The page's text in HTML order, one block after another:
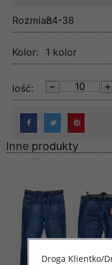
Rozmiar:34-38
Kolor: 1 kolor
lość:
Inne produkty
Droga Klientko/